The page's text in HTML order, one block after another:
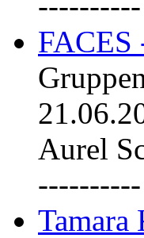
FACES
Aurel
----------
Tamara